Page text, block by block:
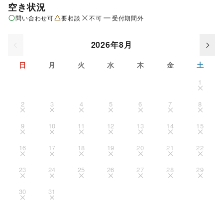
空き状況
問い合わせ可 要相談 不可 受付期間外
2026年8月
日 月 火 水 木 金 土
1
2 3 4 5 6 7 8
9 10 11 12 13 14 15
16 17 18 19 20 21 22
23 24 25 26 27 28 29
30 31